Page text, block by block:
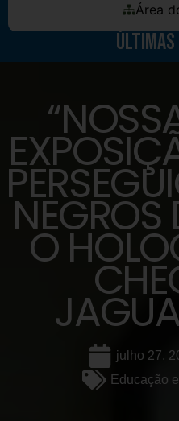
Área
julho 27,
Educação
NEGROS
O